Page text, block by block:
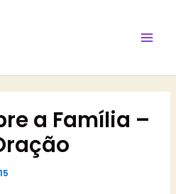
a Família –